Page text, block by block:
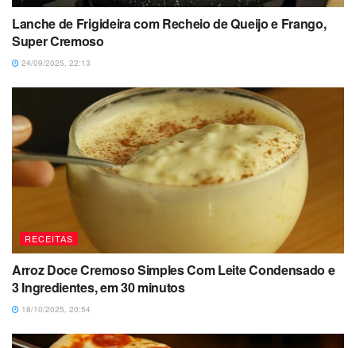
Lanche de Frigideira com Recheio de Queijo e Frango,
Super Cremoso
24/09/2025, 22:13
RECEITAS
Arroz Doce Cremoso Simples Com Leite Condensado e
3 Ingredientes, em 30 minutos
18/10/2025, 20:54